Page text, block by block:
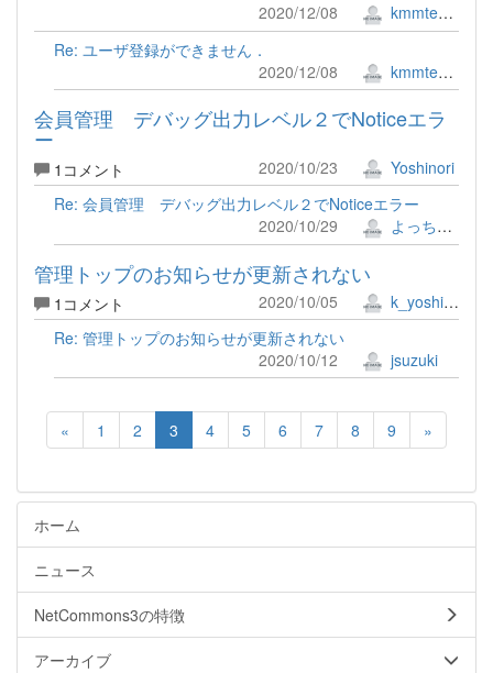
2020/12/08
kmmteduc
Re: ユーザ登録ができません．
2020/12/08
kmmteduc
会員管理 デバッグ出力レベル２でNoticeエラ
ー
1コメント 2020/10/23
Yoshinori
Re: 会員管理 デバッグ出力レベル２でNoticeエラー
2020/10/29
よっちゃん
管理トップのお知らせが更新されない
1コメント 2020/10/05
k_yoshida
Re: 管理トップのお知らせが更新されない
2020/10/12
jsuzuki
« 1 2 3 4 5 6 7 8 9 »
ホーム
ニュース
NetCommons3の特徴
アーカイブ